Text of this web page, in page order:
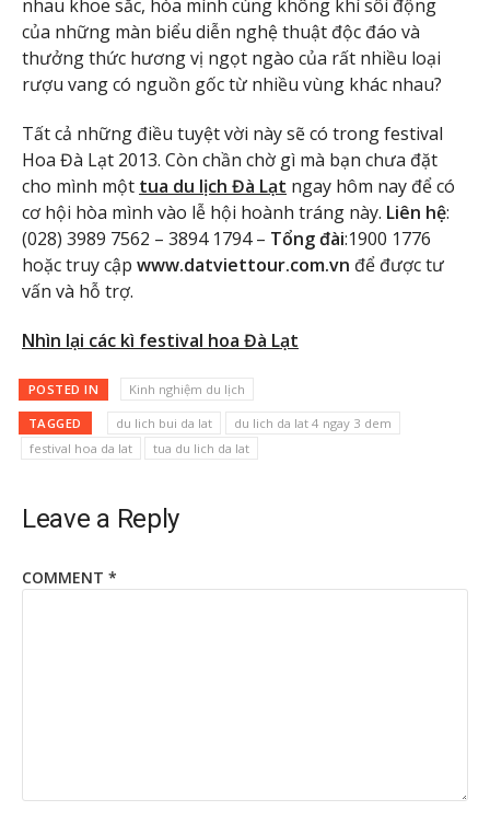
nhau khoe sắc, hòa mình cùng không khí sôi động
của những màn biểu diễn nghệ thuật độc đáo và
thưởng thức hương vị ngọt ngào của rất nhiều loại
rượu vang có nguồn gốc từ nhiều vùng khác nhau?
Tất cả những điều tuyệt vời này sẽ có trong festival
Hoa Đà Lạt 2013. Còn chần chờ gì mà bạn chưa đặt
cho mình một tua du lịch Đà Lạt ngay hôm nay để có
cơ hội hòa mình vào lễ hội hoành tráng này. Liên hệ:
(028) 3989 7562 – 3894 1794 – Tổng đài:1900 1776
hoặc truy cập www.datviettour.com.vn để được tư
vấn và hỗ trợ.
Nhìn lại các kì festival hoa Đà Lạt
POSTED IN Kinh nghiệm du lịch
TAGGED du lich bui da lat
du lich da lat 4 ngay 3 dem
festival hoa da lat
tua du lich da lat
Leave a Reply
COMMENT *